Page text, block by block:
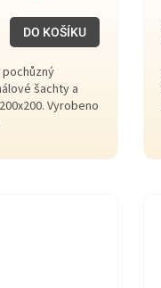
DO KOŠÍKU
šachty a
Vyrobeno